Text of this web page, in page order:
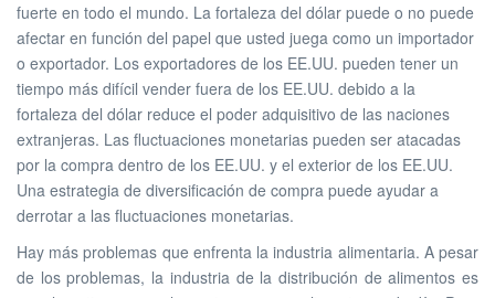
fuerte en todo el mundo. La fortaleza del dólar puede o no puede
afectar en función del papel que usted juega como un importador
o exportador. Los exportadores de los EE.UU. pueden tener un
tiempo más difícil vender fuera de los EE.UU. debido a la
fortaleza del dólar reduce el poder adquisitivo de las naciones
extranjeras. Las fluctuaciones monetarias pueden ser atacadas
por la compra dentro de los EE.UU. y el exterior de los EE.UU.
Una estrategia de diversificación de compra puede ayudar a
derrotar a las fluctuaciones monetarias.
Hay más problemas que enfrenta la industria alimentaria. A pesar
de los problemas, la industria de la distribución de alimentos es